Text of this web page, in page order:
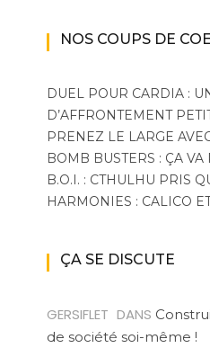
NOS COUPS DE
DUEL POUR CARDIA :
D’AFFRONTEMENT
PRENEZ LE LARGE
BOMB BUSTERS : ÇA VA
B.O.I. : CTHULHU PRIS
HARMONIES : CALICO
ÇA SE DISCUTE
GERSIFLET DANS
de société soi-même !